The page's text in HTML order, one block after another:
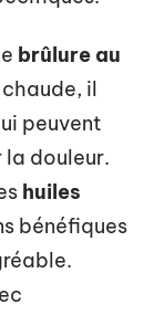
brûlure au
il
peuvent
douleur.
huiles
bénéfiques